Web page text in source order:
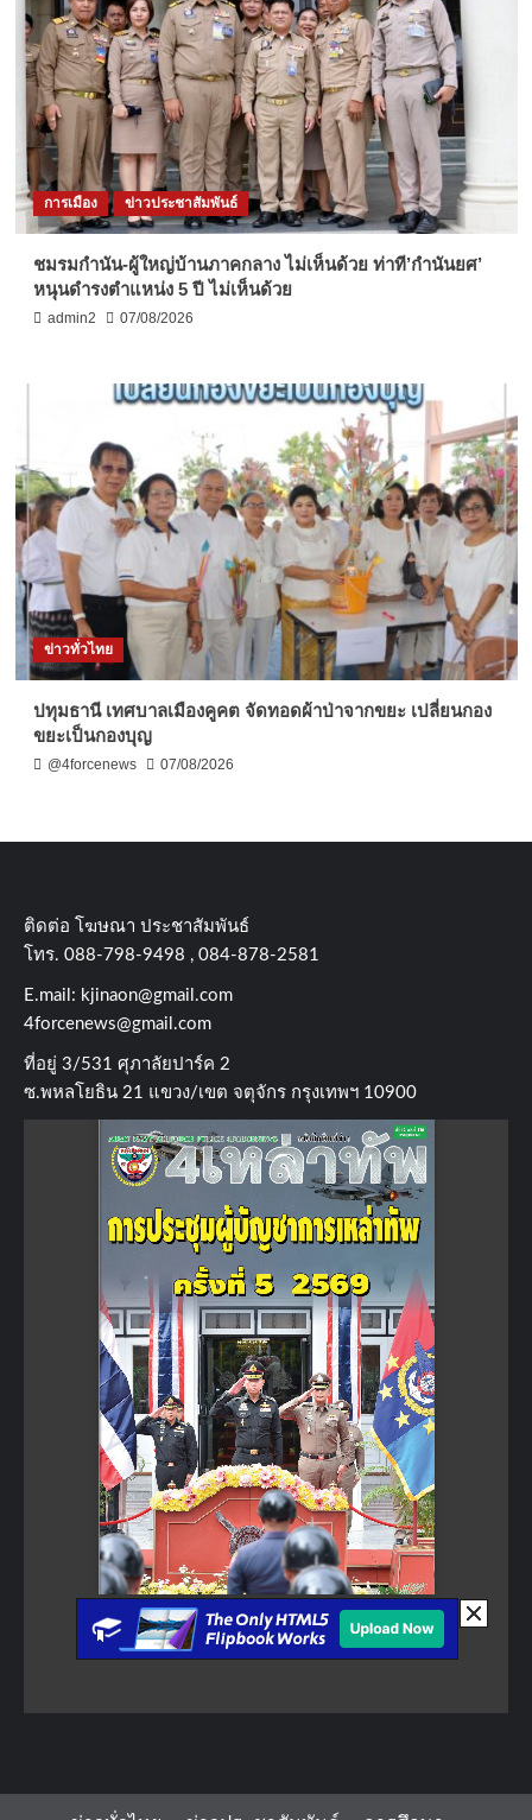
การเมือง ข่าวประชาสัมพันธ์
ชมรมกำนัน-ผู้ใหญ่บ้านภาคกลาง ไม่เห็นด้วย ท่าที’กำนันยศ’
หนุนดำรงตำแหน่ง 5 ปี ไม่เห็นด้วย
admin2 07/08/2026
ข่าวทั่วไทย
ปทุมธานี เทศบาลเมืองคูคต จัดทอดผ้าป่าจากขยะ เปลี่ยนกอง
ขยะเป็นกองบุญ
@4forcenews 07/08/2026
ติดต่อ​ โฆษณา​ ประชาสัมพันธ์
โทร​. 088-798-9498 , 084-878-2581
E.mail: kjinaon@gmail.com
4forcenews@gmail.com
ที่อยู่​ 3/531​ ศุภาลัยปาร์ค​ 2
ซ.พหลโยธิน​ 21​ แขวง/เขต​ จตุจักร​ กรุงเทพฯ 10900